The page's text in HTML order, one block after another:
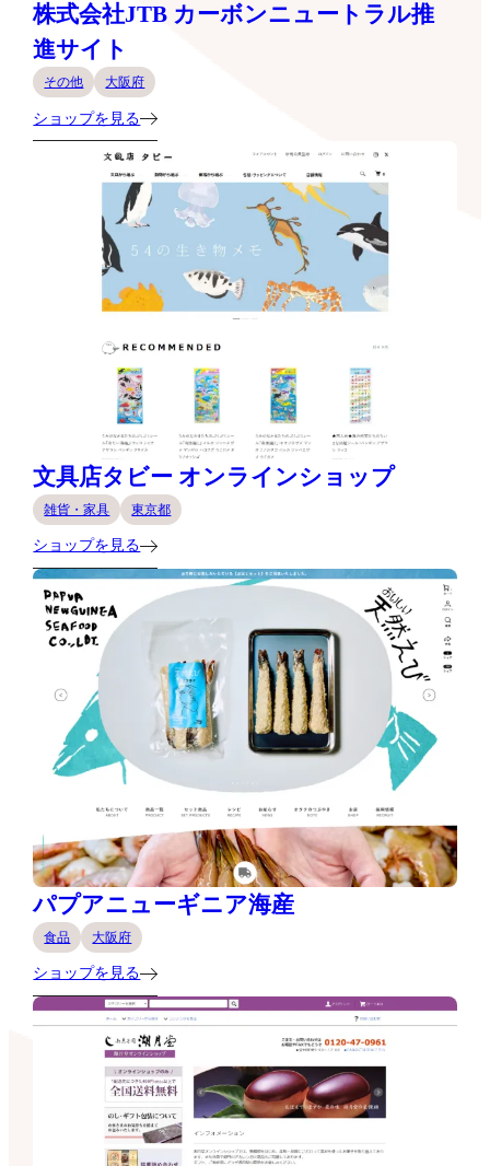
株式会社JTB カーボンニュートラル推
進サイト
その他 大阪府
ショップを見る
文具店タビー オンラインショップ
雑貨・家具 東京都
ショップを見る
パプアニューギニア海産
食品 大阪府
ショップを見る